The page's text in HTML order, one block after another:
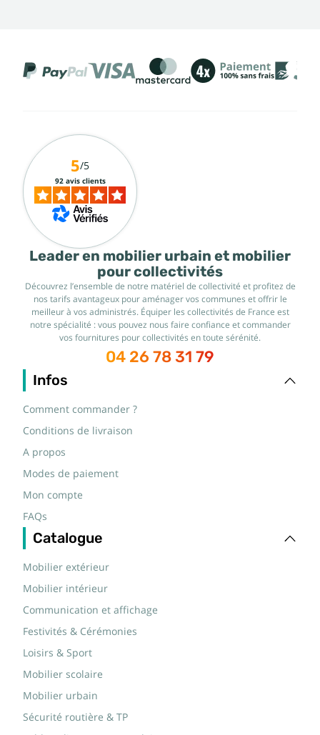
Leader en mobilier urbain et mobilier
pour collectivités
Découvrez l’ensemble de notre matériel de collectivité et profitez de
nos tarifs avantageux pour aménager vos communes et offrir le
meilleur à vos administrés. Équiper les collectivités de France est
notre spécialité : vous pouvez nous faire confiance et commander
vos fournitures pour collectivités en toute sérénité.
04 26 78 31 79
Infos
Comment commander ?
Conditions de livraison
A propos
Modes de paiement
Mon compte
FAQs
Catalogue
Mobilier extérieur
Mobilier intérieur
Communication et affichage
Festivités & Cérémonies
Loisirs & Sport
Mobilier scolaire
Mobilier urbain
Sécurité routière & TP
5/5
92 avis clients